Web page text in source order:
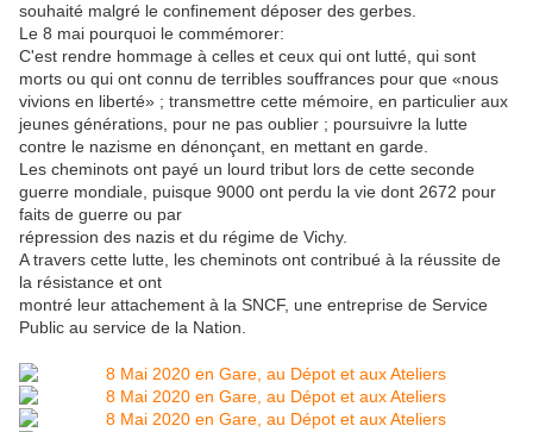
souhaité malgré le confinement déposer des gerbes.
Le 8 mai pourquoi le commémorer:
C'est rendre hommage à celles et ceux qui ont lutté, qui sont
morts ou qui ont connu de terribles souffrances pour que «nous
vivions en liberté» ; transmettre cette mémoire, en particulier aux
jeunes générations, pour ne pas oublier ; poursuivre la lutte
contre le nazisme en dénonçant, en mettant en garde.
Les cheminots ont payé un lourd tribut lors de cette seconde
guerre mondiale, puisque 9000 ont perdu la vie dont 2672 pour
faits de guerre ou par
répression des nazis et du régime de Vichy.
A travers cette lutte, les cheminots ont contribué à la réussite de
la résistance et ont
montré leur attachement à la SNCF, une entreprise de Service
Public au service de la Nation.